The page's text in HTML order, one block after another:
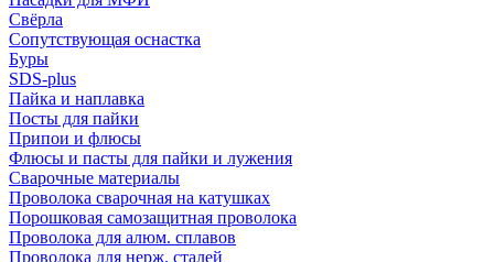
Свёрла
Сопутствующая оснастка
Буры
SDS-plus
Пайка и наплавка
Посты для пайки
Припои и флюсы
Флюсы и пасты для пайки и лужения
Сварочные материалы
Проволока сварочная на катушках
Порошковая самозащитная проволока
Проволока для алюм. сплавов
Проволока для нерж. сталей